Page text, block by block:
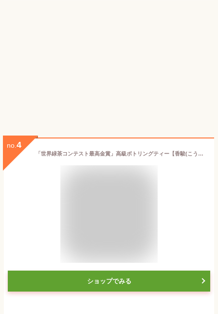
no. 4
「世界緑茶コンテスト最高金賞」高級ボトリングティー【香駿(こうしゅん)】(500ml/木箱&風呂敷入/クール便&送料無料)/高級 お茶 ギフト 贈り物 高級 緑茶 ボトル お酒以外の高級な飲み物 ノンアル 退職祝 誕生日 敬老の日
ショップでみる